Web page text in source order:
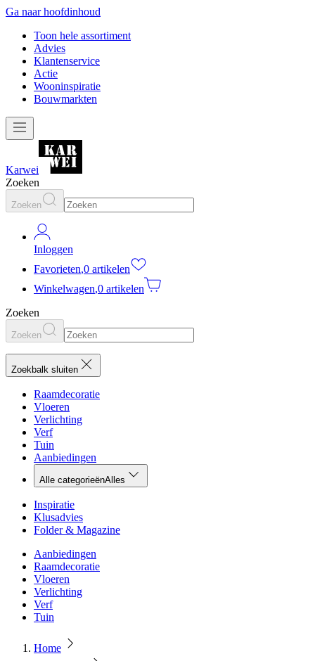
Ga naar hoofdinhoud
Toon hele assortiment
Advies
Klantenservice
Actie
Wooninspiratie
Bouwmarkten
Karwei
Zoeken
Zoeken
Inloggen
Favorieten,0 artikelen
Winkelwagen,0 artikelen
Zoeken
Zoeken
Zoekbalk sluiten
Raamdecoratie
Vloeren
Verlichting
Verf
Tuin
Aanbiedingen
Alle categorieënAlles
Inspiratie
Klusadvies
Folder & Magazine
Aanbiedingen
Raamdecoratie
Vloeren
Verlichting
Verf
Tuin
Home